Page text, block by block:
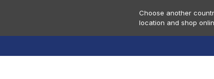
Choose another
location and shop